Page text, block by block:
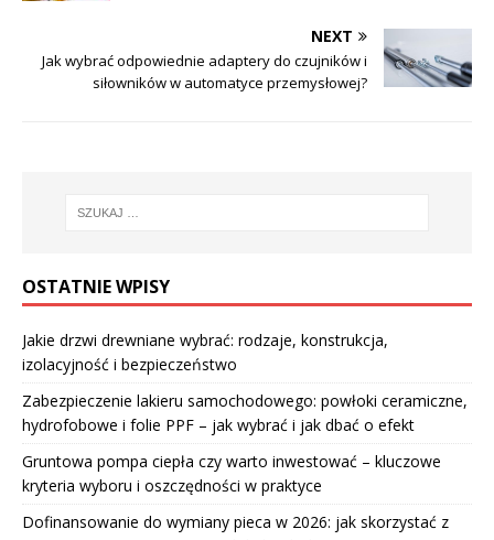
NEXT
Jak wybrać odpowiednie adaptery do czujników i
siłowników w automatyce przemysłowej?
OSTATNIE WPISY
Jakie drzwi drewniane wybrać: rodzaje, konstrukcja,
izolacyjność i bezpieczeństwo
Zabezpieczenie lakieru samochodowego: powłoki ceramiczne,
hydrofobowe i folie PPF – jak wybrać i jak dbać o efekt
Gruntowa pompa ciepła czy warto inwestować – kluczowe
kryteria wyboru i oszczędności w praktyce
Dofinansowanie do wymiany pieca w 2026: jak skorzystać z